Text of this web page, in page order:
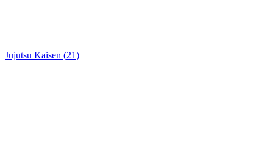
Jujutsu Kaisen (21)